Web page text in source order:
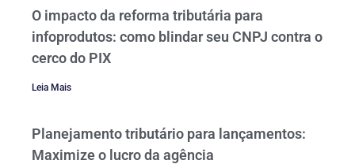
O impacto da reforma tributária para
infoprodutos: como blindar seu CNPJ contra o
cerco do PIX
Leia Mais
Planejamento tributário para lançamentos:
Maximize o lucro da agência